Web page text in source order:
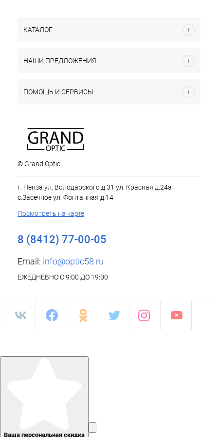
КАТАЛОГ
НАШИ ПРЕДЛОЖЕНИЯ
ПОМОЩЬ И СЕРВИСЫ
© Grand Optic
г. Пенза ул. Володарского д.31 ул. Красная д.24а
с.Засечное ул. Фонтанная д.14
Посмотреть на карте
8 (8412) 77-00-05
Email: info@optic58.ru
ЕЖЕДНЕВНО С 9:00 ДО 19:00
Ваша персональная скидка